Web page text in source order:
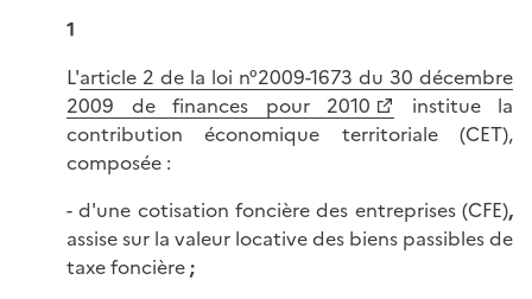
1
L'article 2 de la loi n°2009-1673 du 30 décembre
2009 de finances pour 2010
institue la
contribution économique territoriale (CET),
composée :
- d'une cotisation foncière des entreprises (CFE),
assise sur la valeur locative des biens passibles de
taxe foncière;